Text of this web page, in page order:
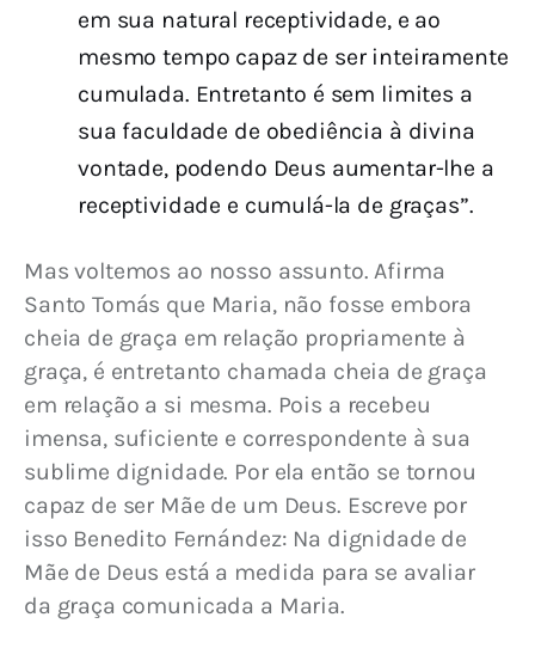
em sua natural receptividade, e ao
mesmo tempo capaz de ser inteiramente
cumulada. Entretanto é sem limites a
sua faculdade de obediência à divina
vontade, podendo Deus aumentar-lhe a
receptividade e cumulá-la de graças”.
Mas voltemos ao nosso assunto. Afirma
Santo Tomás que Maria, não fosse embora
cheia de graça em relação propriamente à
graça, é entretanto chamada cheia de graça
em relação a si mesma. Pois a recebeu
imensa, suficiente e correspondente à sua
sublime dignidade. Por ela então se tornou
capaz de ser Mãe de um Deus. Escreve por
isso Benedito Fernández: Na dignidade de
Mãe de Deus está a medida para se avaliar
da graça comunicada a Maria.